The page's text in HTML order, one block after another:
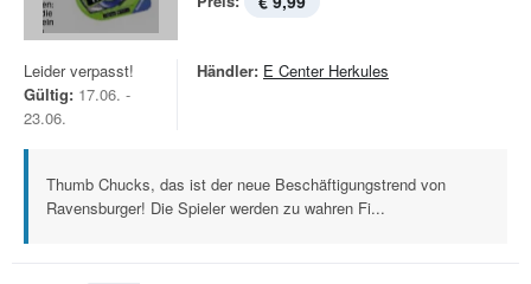
Leider verpasst!
Gültig: 17.06. -
23.06.
Händler: E Center Herkules
Thumb Chucks, das ist der neue Beschäftigungstrend von
Ravensburger! Die Spieler werden zu wahren Fi...